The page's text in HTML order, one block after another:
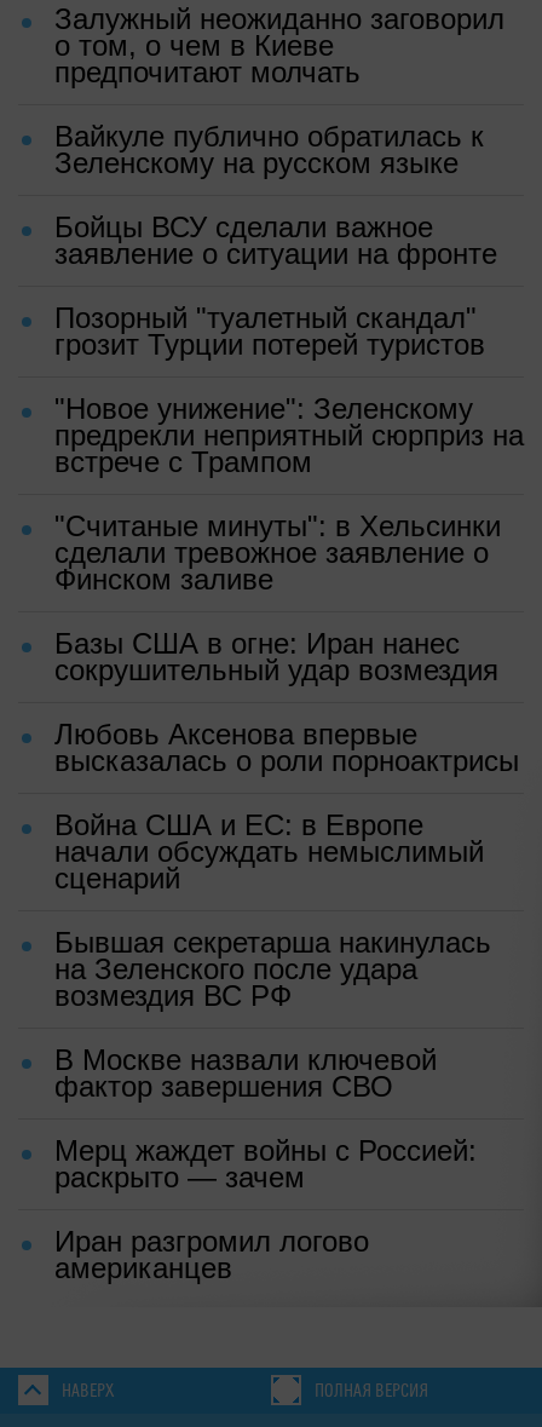
Залужный неожиданно заговорил
о том, о чем в Киеве
предпочитают молчать
Вайкуле публично обратилась к
Зеленскому на русском языке
Бойцы ВСУ сделали важное
заявление о ситуации на фронте
Позорный "туалетный скандал"
грозит Турции потерей туристов
"Новое унижение": Зеленскому
предрекли неприятный сюрприз на
встрече с Трампом
"Считаные минуты": в Хельсинки
сделали тревожное заявление о
Финском заливе
Базы США в огне: Иран нанес
сокрушительный удар возмездия
Любовь Аксенова впервые
высказалась о роли порноактрисы
Война США и ЕС: в Европе
начали обсуждать немыслимый
сценарий
Бывшая секретарша накинулась
на Зеленского после удара
возмездия ВС РФ
В Москве назвали ключевой
фактор завершения СВО
Мерц жаждет войны с Россией:
раскрыто — зачем
Иран разгромил логово
американцев
НАВЕРХ ПОЛНАЯ ВЕРСИЯ